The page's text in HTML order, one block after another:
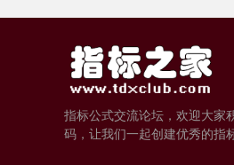
指标公式交流论坛，欢迎大家
码，让我们一起创建优秀的指